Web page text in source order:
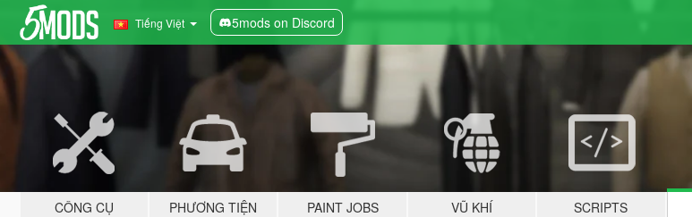
Tiếng Việt 5mods on Discord
CÔNG CỤ PHƯƠNG TIỆN PAINT JOBS VŨ KHÍ SCRIPTS